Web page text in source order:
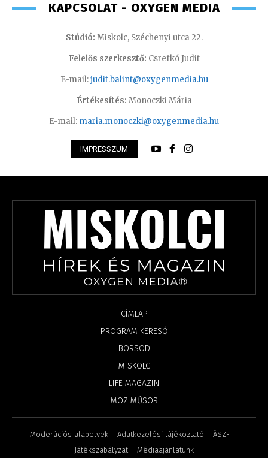
KAPCSOLAT - OXYGEN MEDIA
Stúdió: Miskolc, Széchenyi utca 22.
Felelős szerkesztő: Csrefkó Judit
E-mail:judit.balint@oxygenmedia.hu
Értékesítés: Monoczki Mária
E-mail: maria.monoczki@oxygenmedia.hu
IMPRESSZUM
CÍMLAP
PROGRAM KERESŐ
BORSOD
MISKOLC
LIFE MAGAZIN
MOZIMŰSOR
Moderációs alapelvek Adatkezelési tájékoztató
ÁSZF
Játékszabályzat
Médiaajánlatunk